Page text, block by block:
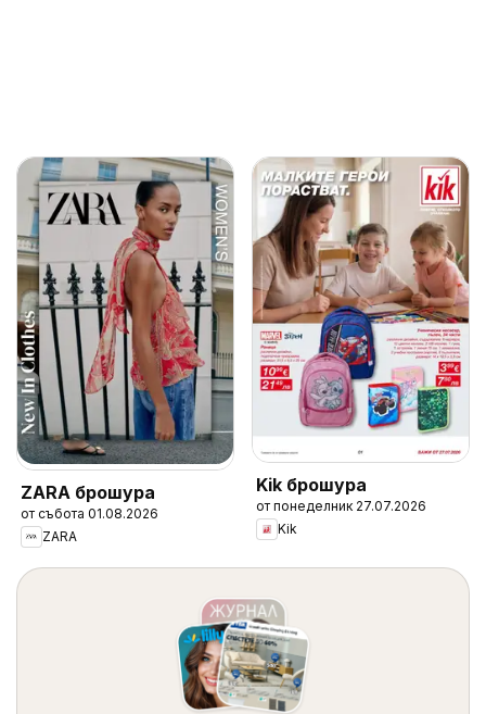
ZARA брошура
от събота 01.08.2026
ZARA
Kik брошура
от понеделник 27.07.2026
Kik